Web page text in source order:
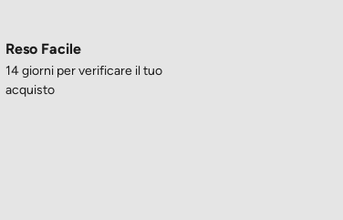
Reso Facile
14 giorni per verificare il tuo
acquisto